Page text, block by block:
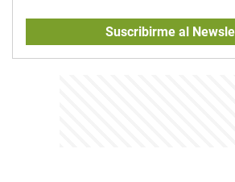
Suscribirme al